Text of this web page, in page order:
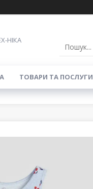
НІКА
ТОВАРИ ТА ПОСЛУГИ